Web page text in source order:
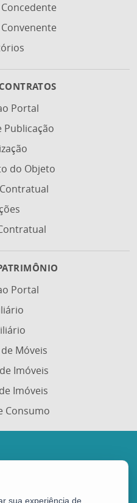
Portal
Publicação
do Objeto
Portal
Móveis
Imóveis
Imóveis
Consumo
(Portal de
2703 - Horto
sua experiência de